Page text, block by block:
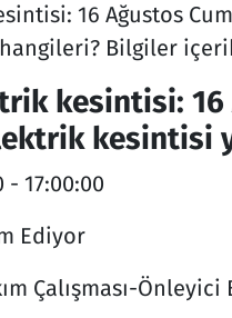
16 Ağustos
Bilgiler
kesintisi: 16
kesintisi
- 17:00:00
Ediyor
Çalışması-Önleyici